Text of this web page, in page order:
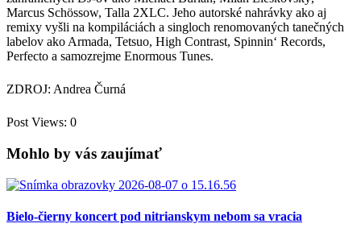
Marcus Schössow, Talla 2XLC. Jeho autorské nahrávky ako aj
remixy vyšli na kompiláciách a singloch renomovaných tanečných
labelov ako Armada, Tetsuo, High Contrast, Spinnin‘ Records,
Perfecto a samozrejme Enormous Tunes.
ZDROJ: Andrea Čurná
Post Views: 0
Mohlo by vás zaujímať
Bielo-čierny koncert pod nitrianskym nebom sa vracia